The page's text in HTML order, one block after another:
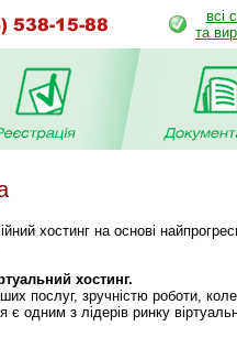
всі
та
хостинг на основі
хостинг.
послуг, зручністю роботи,
є одним з лідерів ринку